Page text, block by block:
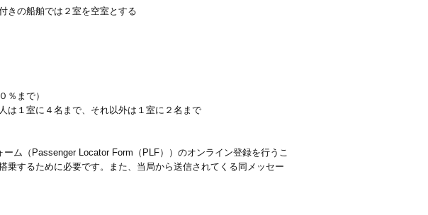
きの船舶では２室を空室とする
％まで）
１室に４名まで、それ以外は１室に２名まで
ーム（Passenger Locator Form（PLF））のオンライン登録を行うこ
するために必要です。また、当局から送信されてくる同メッセー